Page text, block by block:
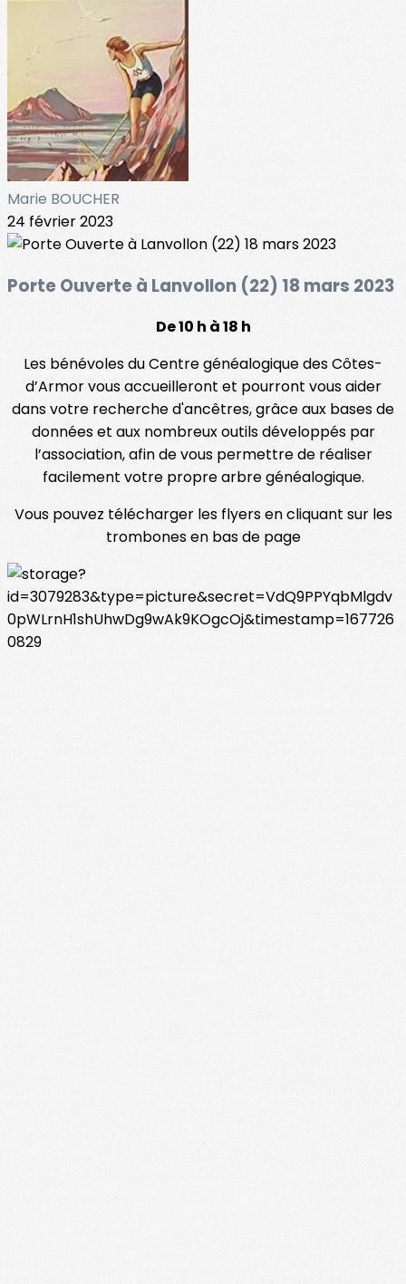
Marie BOUCHER
24 février 2023
Porte Ouverte à Lanvollon (22) 18 mars 2023
De 10 h à 18 h
Les bénévoles du Centre généalogique des Côtes-
d’Armor vous accueilleront et pourront vous aider
dans votre recherche d'ancêtres, grâce aux bases de
données et aux nombreux outils développés par
l’association, afin de vous permettre de réaliser
facilement votre propre arbre généalogique.
Vous pouvez télécharger les flyers en cliquant sur les
trombones en bas de page